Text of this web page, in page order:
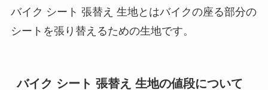
バイク シート 張替え 生地とはバイクの座る部分の
シートを張り替えるための生地です。
バイク シート 張替え 生地の値段について